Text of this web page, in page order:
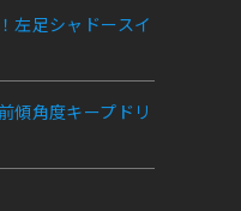
左足シャドースイ
傾角度キープドリ